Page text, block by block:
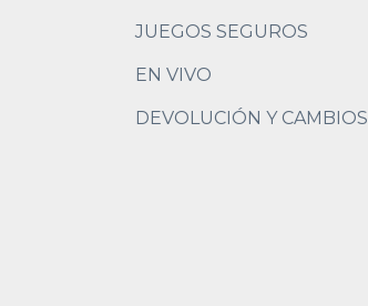
JUEGOS SEGUROS
EN VIVO
DEVOLUCIÓN Y CAMBIOS